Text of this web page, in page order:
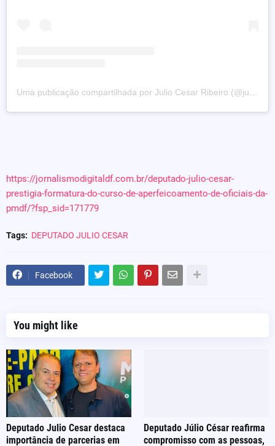
https://jornalismodigitaldf.com.br/deputado-julio-cesar-
prestigia-formatura-do-curso-de-aperfeicoamento-de-oficiais-da-
pmdf/?fsp_sid=171779
Tags: DEPUTADO JULIO CESAR
Facebook
You might like
Deputado Julio Cesar destaca
importância de parcerias em
Deputado Júlio César reafirma
compromisso com as pessoas,